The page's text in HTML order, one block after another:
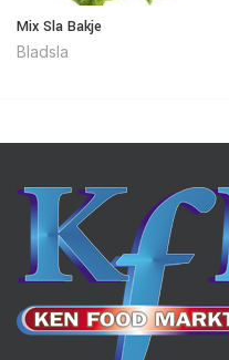
Mix Sla Bakje
Bladsla